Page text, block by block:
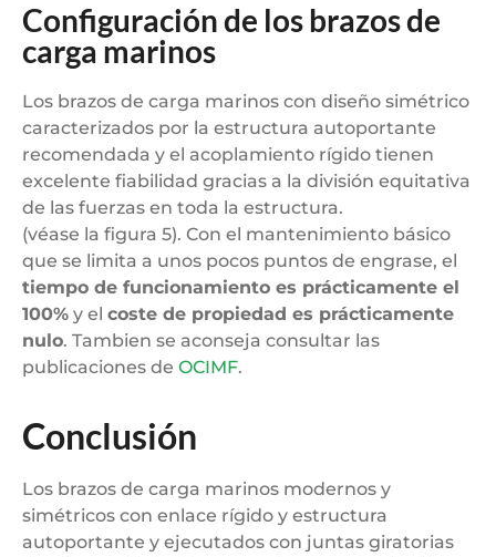
Configuración de los brazos de
carga marinos
Los brazos de carga marinos con diseño simétrico
caracterizados por la estructura autoportante
recomendada y el acoplamiento rígido tienen
excelente fiabilidad gracias a la división equitativa
de las fuerzas en toda la estructura.
(véase la figura 5). Con el mantenimiento básico
que se limita a unos pocos puntos de engrase, el
tiempo de funcionamiento es prácticamente el
100% y el coste de propiedad es prácticamente
nulo. Tambien se aconseja consultar las
publicaciones de OCIMF.
Conclusión
Los brazos de carga marinos modernos y
simétricos con enlace rígido y estructura
autoportante y ejecutados con juntas giratorias